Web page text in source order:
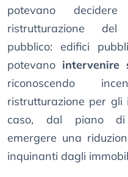
potevano
ristrutturazione del
pubblico: edifici
potevano intervenire
riconoscendo
ristrutturazione per
caso, dal piano di
emergere una
inquinanti dagli